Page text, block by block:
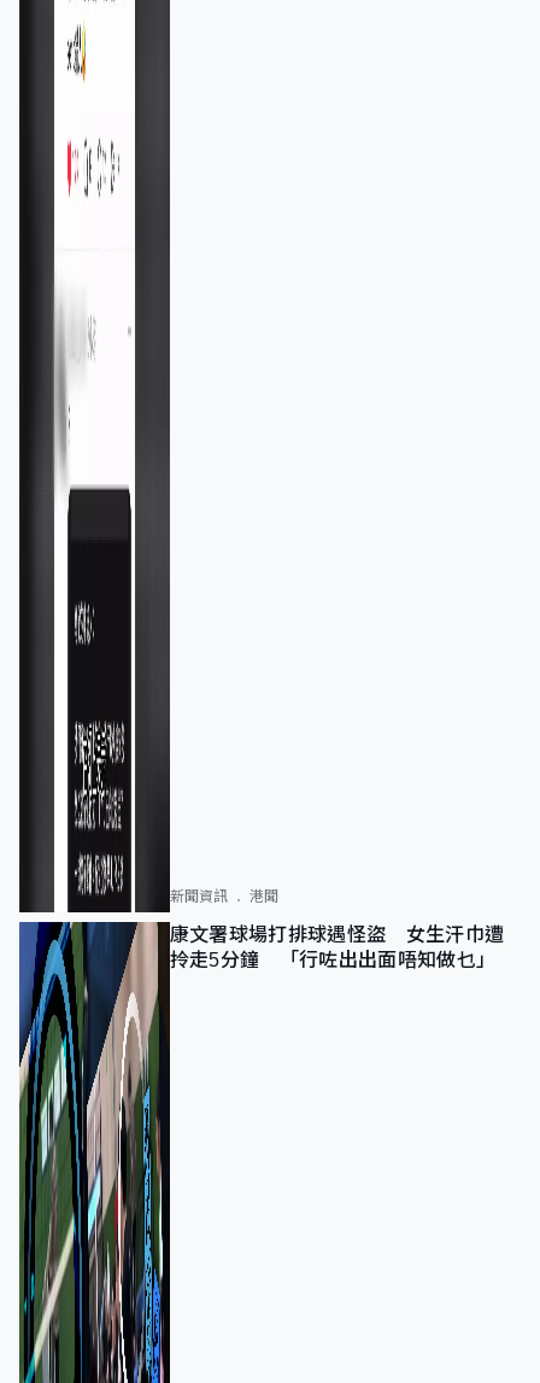
新聞資訊 港聞
康文署球場打排球遇怪盜 女生汗巾遭
拎走5分鐘 「行咗出出面唔知做乜」